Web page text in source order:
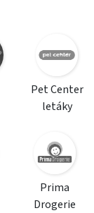
Pet Center
letáky
Prima
Drogerie